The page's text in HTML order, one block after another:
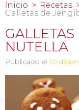
Inicio
Recetas
Galletas de
NUTELLA
Publicado el10